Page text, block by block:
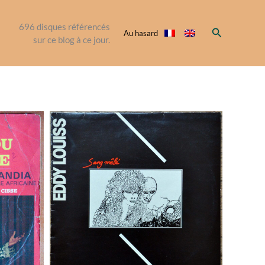
696 disques référencés
sur ce blog à ce jour.
Au hasard Rechercher